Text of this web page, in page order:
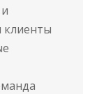
клиенты